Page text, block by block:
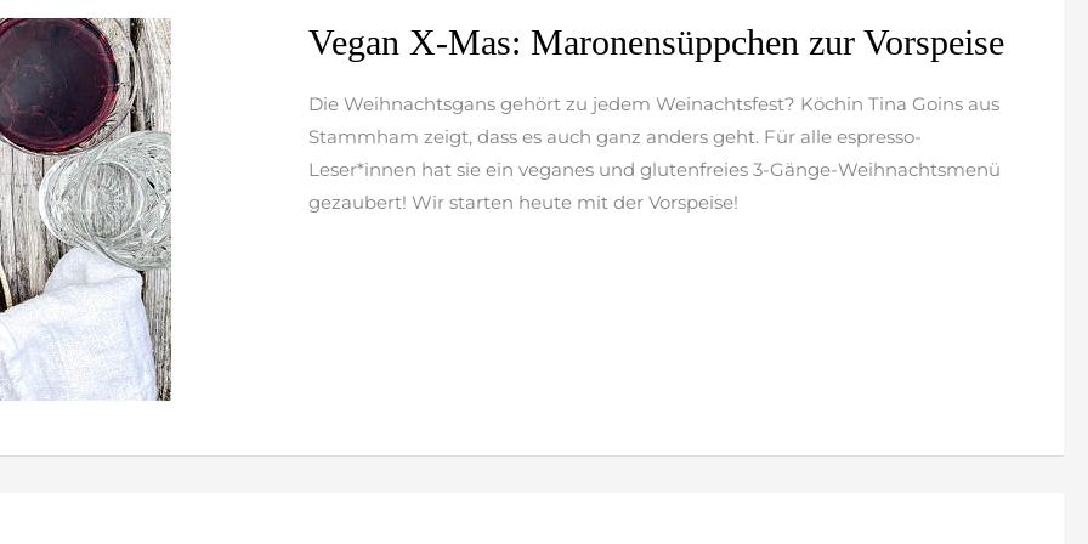
Vegan X-Mas: Maronensüppchen zur Vorspeise
Die Weihnachtsgans gehört zu jedem Weinachtsfest? Köchin Tina Goins aus
Stammham zeigt, dass es auch ganz anders geht. Für alle espresso-
Leser*innen hat sie ein veganes und glutenfreies 3-Gänge-Weihnachtsmenü
gezaubert! Wir starten heute mit der Vorspeise!
Vegan
Mas:
Maronensüppchen
zur
Vorspeise